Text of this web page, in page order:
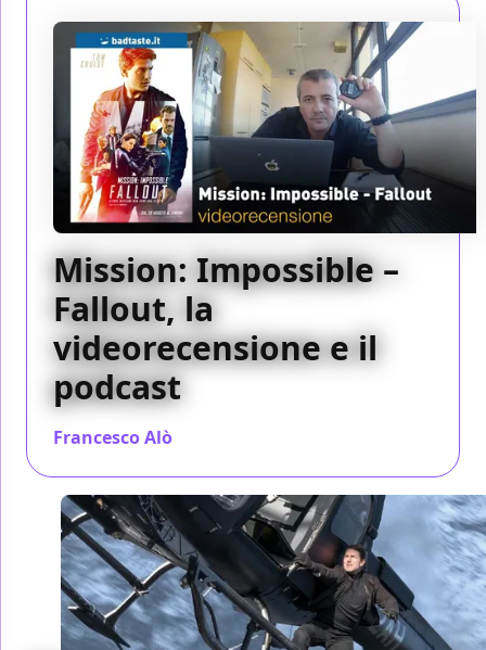
Mission: Impossible –
Fallout, la
videorecensione e il
podcast
Francesco Alò